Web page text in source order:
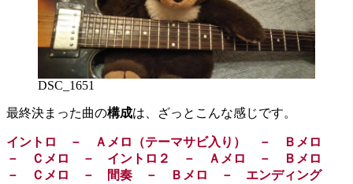
DSC_1651
最終決まった曲の構成は、ざっとこんな感じです。
イントロ － Ａメロ（テーマサビ入り） － Ｂメロ
－ Ｃメロ － イントロ２ － Ａメロ － Ｂメロ
－ Ｃメロ － 間奏 － Ｂメロ － エンディング